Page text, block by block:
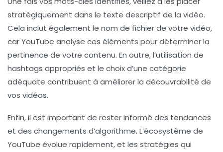
stratégiquement dans le texte descriptif de la vidéo.
Cela inclut également le nom de fichier de votre vidéo,
car YouTube analyse ces éléments pour déterminer la
pertinence de votre contenu. En outre, l’utilisation de
hashtags appropriés et le choix d’une catégorie
adéquate contribuent à améliorer la découvrabilité de
vos vidéos.
Enfin, il est important de rester informé des tendances
et des changements d’algorithme. L’écosystème de
YouTube évolue rapidement, et les stratégies qui